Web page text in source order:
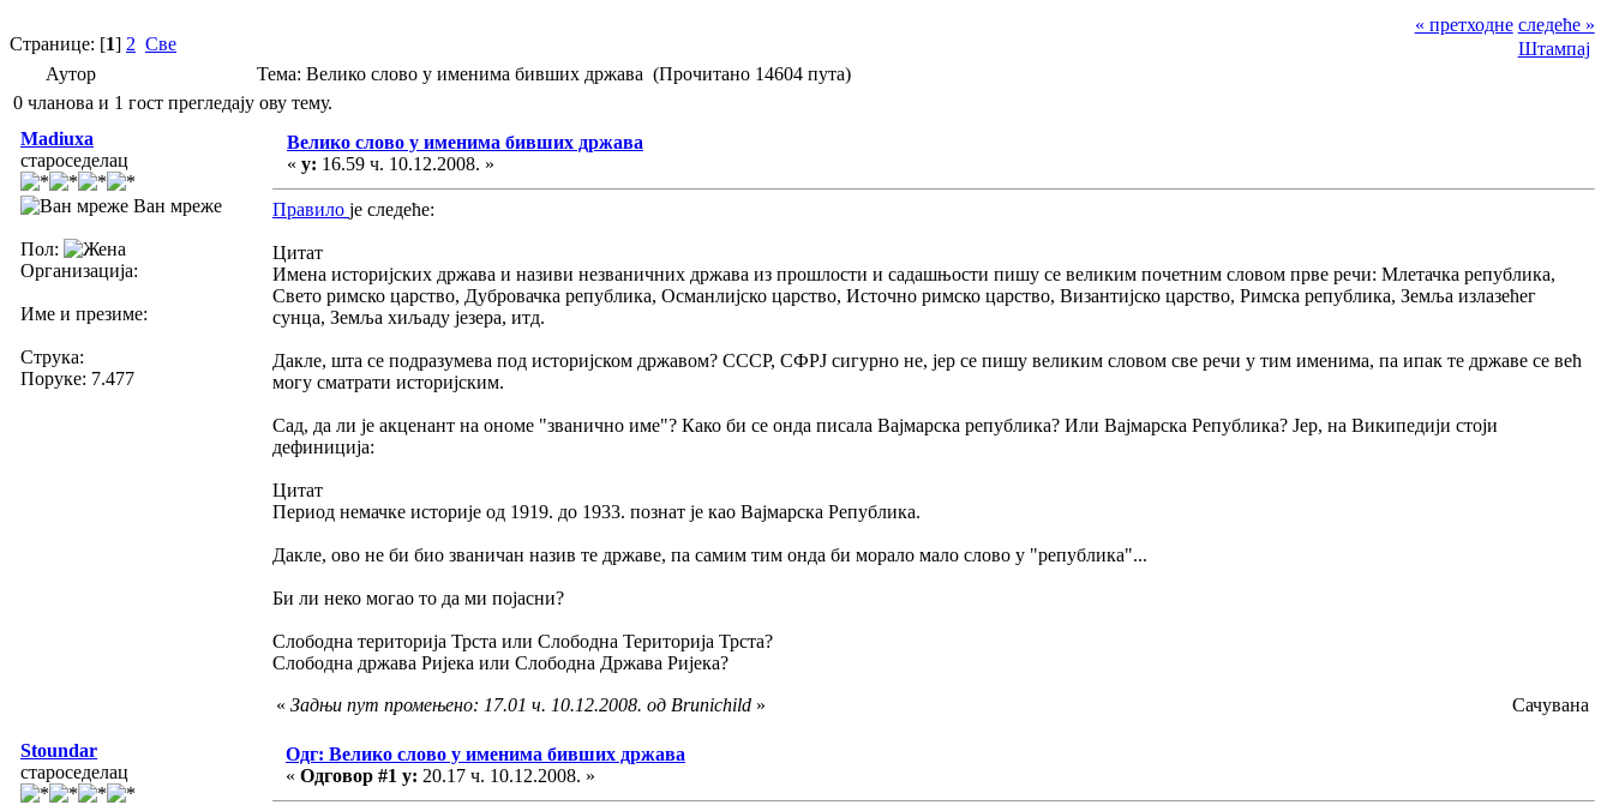
Странице: [1] 2 Све
« претходне следеће »
Штампај
Аутор
Тема: Велико слово у именима бивших држава (Прочитано 14604 пута)
0 чланова и 1 гост прегледају ову тему.
Madiuxa
староседелац
Ван мреже
Пол:
Организација:
Име и презиме:
Струка:
Поруке: 7.477
Велико слово у именима бивших држава
« у: 16.59 ч. 10.12.2008. »
Правило је следеће:
Цитат
Имена историјских држава и називи незваничних држава из прошлости и садашњости пишу се великим почетним словом прве речи: Млетачка република,
Свето римско царство, Дубровачка република, Османлијско царство, Источно римско царство, Византијско царство, Римска република, Земља излазећег
сунца, Земља хиљаду језера, итд.
Дакле, шта се подразумева под историјском државом? СССР, СФРЈ сигурно не, јер се пишу великим словом све речи у тим именима, па ипак те државе се већ
могу сматрати историјским.
Сад, да ли је акценант на ономе "званично име"? Како би се онда писала Вајмарска република? Или Вајмарска Република? Јер, на Википедији стоји
дефиниција:
Цитат
Период немачке историје од 1919. до 1933. познат је као Вајмарска Република.
Дакле, ово не би био званичан назив те државе, па самим тим онда би морало мало слово у "република"...
Би ли неко могао то да ми појасни?
Слободна територија Трста или Слободна Територија Трста?
Слободна држава Ријека или Слободна Држава Ријека?
« Задњи пут промењено: 17.01 ч. 10.12.2008. од Brunichild » Сачувана
Stoundar
староседелац
Одг: Велико слово у именима бивших држава
« Одговор #1 у: 20.17 ч. 10.12.2008. »